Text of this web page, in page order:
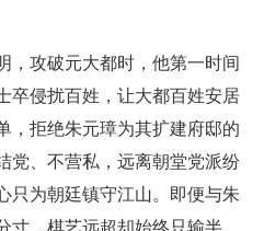
，攻破元大都时，他第一时间
卒侵扰百姓，让大都百姓安居
，拒绝朱元璋为其扩建府邸的
党、不营私，远离朝堂党派纷
只为朝廷镇守江山。即便与朱
寸，棋艺远超却始终只输半